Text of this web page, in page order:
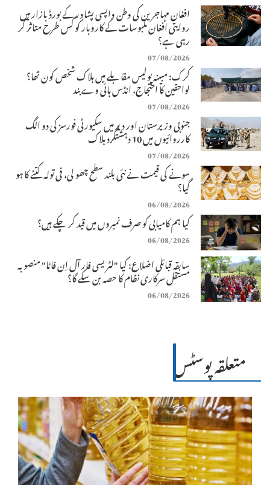
افغان مہاجرین کی وطن واپسی پشاور کے بورڈ بازار میں
روایتی افغان ملبوسات کے کاروبار کو کس طرح متاثر کر
رہی ہے؟
07/08/2026
کرک: مبینہ پولیس مقابلے میں ہلاک شخص کون تھا؟
لواحقین کا احتجاج، انڈس ہائی وے بند
07/08/2026
جنوبی وزیرستان اور دیر میں سکیورٹی فورسز کی دو الگ
کارروائیوں میں 10 دہشتگرد ہلاک
07/08/2026
سونے کی قیمت نے نئی بلند سطح چھو لی، فی تولہ کتنے کا ہو
گیا؟
06/08/2026
کیا ہم کامیابی کو صرف نمبروں میں قید کر چکے ہیں؟
06/08/2026
سابقہ قبائلی اضلاع: کیا "لٹریسی فار آل اِن فاٹا" منصوبہ
مستقل سرکاری نظام کا حصہ بن سکے گا؟
06/08/2026
متعلقہ پوسٹس